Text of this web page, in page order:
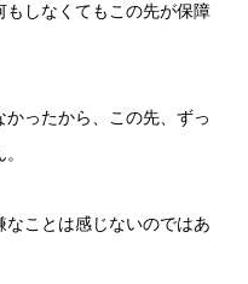
しなくてもこの先が保障
ったから、この先、ずっ
ことは感じないのではあ